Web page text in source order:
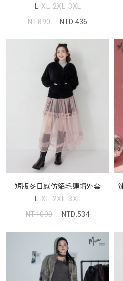
L XL 2XL 3XL
NT.890
NTD.436
短版冬日感仿貂毛連帽外套
L XL 2XL 3XL
NT.1090
NTD.534